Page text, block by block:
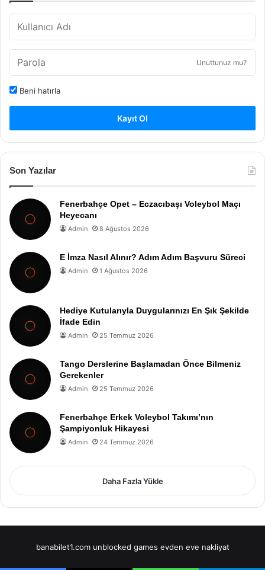
Unuttunuz mu?
Beni hatırla
Kayıt Ol
Son Yazılar
Fenerbahçe Opet – Eczacıbaşı Voleybol Maçı
Heyecanı
Admin 8 Ağustos 2026
E İmza Nasıl Alınır? Adım Adım Başvuru Süreci
Admin 1 Ağustos 2026
Hediye Kutularıyla Duygularınızı En Şık Şekilde
İfade Edin
Admin 25 Temmuz 2026
Tango Derslerine Başlamadan Önce Bilmeniz
Gerekenler
Admin 25 Temmuz 2026
Fenerbahçe Erkek Voleybol Takımı’nın
Şampiyonluk Hikayesi
Admin 24 Temmuz 2026
Daha Fazla Yükle
banabilet1.com unblocked games evden eve nakliyat